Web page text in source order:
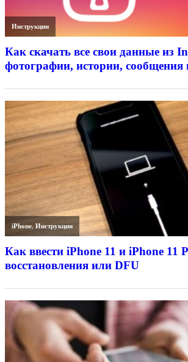
Инструкции
Как скачать все свои данные из
фотографии, истории, сообщения
iPhone,Инструкции
Как ввести iPhone 11 и iPhone 11
восстановления или DFU